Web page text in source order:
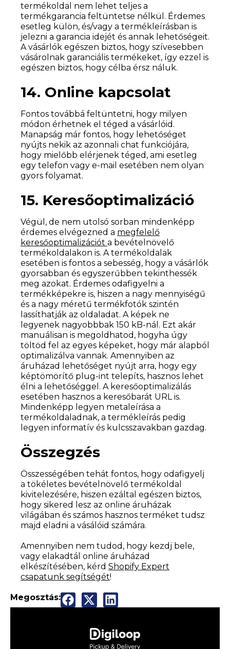
termékoldal nem lehet teljes a
termékgarancia feltüntetse nélkül. Érdemes
esetleg külön, és/vagy a termékleírásban is
jelezni a garancia idejét és annak lehetőségeit.
A vásárlók egészen biztos, hogy szívesebben
vásárolnak garanciális termékeket, így ezzel is
egészen biztos, hogy célba érsz náluk.
14. Online kapcsolat
Fontos továbbá feltüntetni, hogy milyen
módon érhetnek el téged a vásárlóid.
Manapság már fontos, hogy lehetőséget
nyújts nekik az azonnali chat funkciójára,
hogy mielőbb elérjenek téged, ami esetleg
egy telefon vagy e-mail esetében nem olyan
gyors folyamat.
15. Keresőoptimalizáció
Végül, de nem utolsó sorban mindenképp
érdemes elvégezned a megfelelő
keresőoptimalizációt a bevételnövelő
termékoldalakon is. A termékoldalak
esetében is fontos a sebesség, hogy a vásárlók
gyorsabban és egyszerűbben tekinthessék
meg azokat. Érdemes odafigyelni a
termékképekre is, hiszen a nagy mennyiségű
és a nagy méretű termékfotók szintén
lassíthatják az oldaladat. A képek ne
legyenek nagyobbbak 150 kB-nál. Ezt akár
manuálisan is megoldhatod, hogyha úgy
töltöd fel az egyes képeket, hogy már alapból
optimalizálva vannak. Amennyiben az
áruházad lehetőséget nyújt arra, hogy egy
képtömörítő plug-int telepíts, hasznos lehet
élni a lehetőséggel. A keresőoptimalizálás
esetében hasznos a keresőbarát URL is.
Mindenképp legyen metaleírása a
termékoldaladnak, a termékleírás pedig
legyen informatív és kulcsszavakban gazdag.
Összegzés
Összességében tehát fontos, hogy odafigyelj
a tökéletes bevételnövelő termékoldal
kivitelezésére, hiszen ezáltal egészen biztos,
hogy sikered lesz az online áruházak
világában és számos hasznos terméket tudsz
majd eladni a vásálóid számára.
Amennyiben nem tudod, hogy kezdj bele,
vagy elakadtál online áruházad
elkészítésében, kérd Shopify Expert
csapatunk segítségét!
Megosztás: